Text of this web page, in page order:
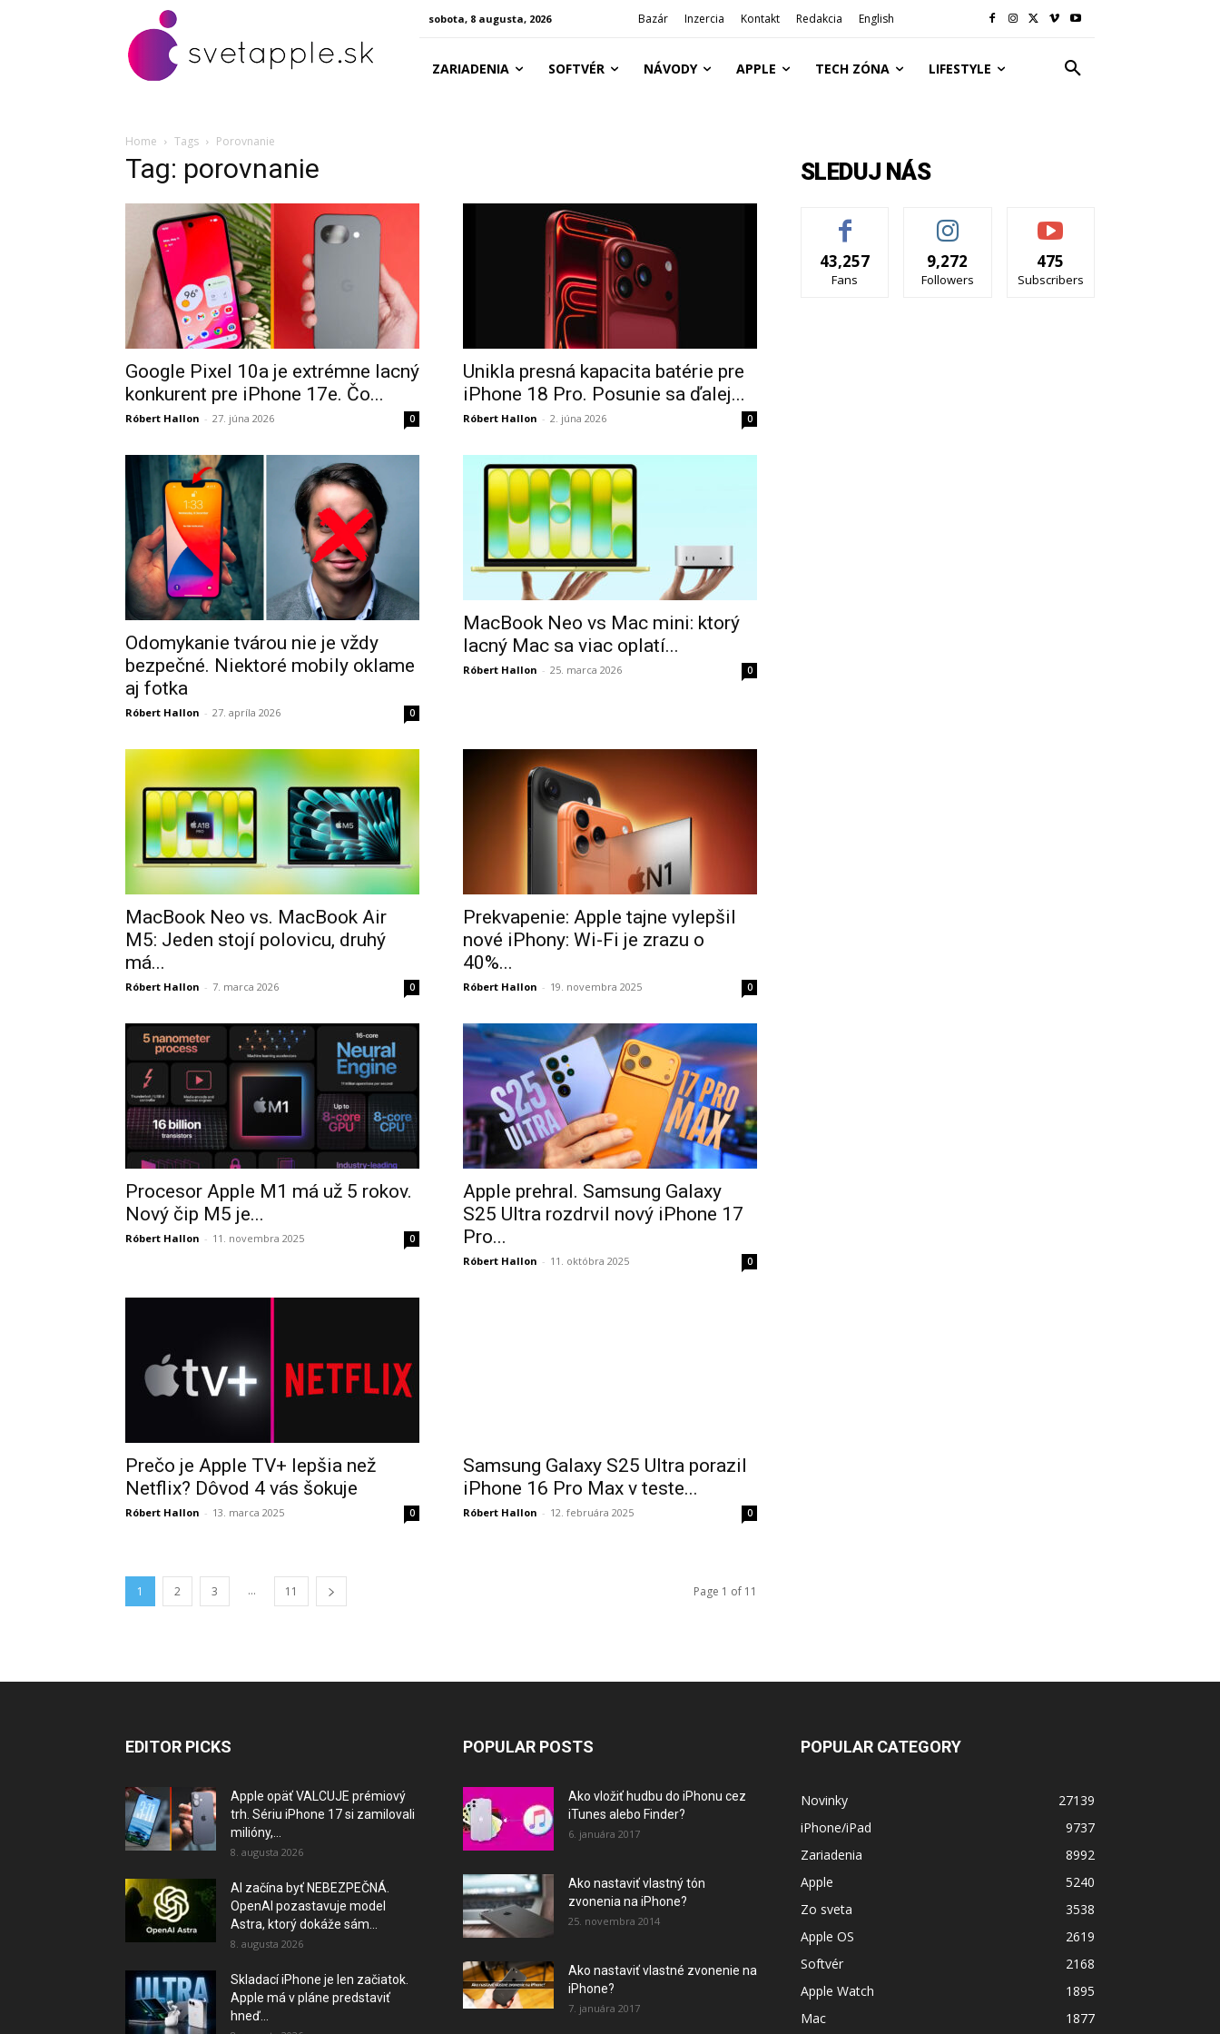
sobota, 8 augusta, 2026 Bazár Inzercia Kontakt Redakcia English
ZARIADENIA SOFTVÉR NÁVODY APPLE TECH ZÓNA LIFESTYLE
Home Tags Porovnanie
Tag: porovnanie
Google Pixel 10a je extrémne lacný
konkurent pre iPhone 17e. Čo...
Róbert Hallon - 27. júna 2026 0
Unikla presná kapacita batérie pre
iPhone 18 Pro. Posunie sa ďalej...
Róbert Hallon - 2. júna 2026 0
Odomykanie tvárou nie je vždy
bezpečné. Niektoré mobily oklame
aj fotka
Róbert Hallon - 27. apríla 2026 0
MacBook Neo vs Mac mini: ktorý
lacný Mac sa viac oplatí...
Róbert Hallon - 25. marca 2026 0
MacBook Neo vs. MacBook Air
M5: Jeden stojí polovicu, druhý
má...
Róbert Hallon - 7. marca 2026 0
Prekvapenie: Apple tajne vylepšil
nové iPhony: Wi-Fi je zrazu o
40%...
Róbert Hallon - 19. novembra 2025 0
Procesor Apple M1 má už 5 rokov.
Nový čip M5 je...
Róbert Hallon - 11. novembra 2025 0
Apple prehral. Samsung Galaxy
S25 Ultra rozdrvil nový iPhone 17
Pro...
Róbert Hallon - 11. októbra 2025 0
Prečo je Apple TV+ lepšia než
Netflix? Dôvod 4 vás šokuje
Róbert Hallon - 13. marca 2025 0
Samsung Galaxy S25 Ultra porazil
iPhone 16 Pro Max v teste...
Róbert Hallon - 12. februára 2025 0
1 2 3 ... 11 Page 1 of 11
SLEDUJ NÁS
43,257
Fans
9,272
Followers
475
Subscribers
EDITOR PICKS
Apple opäť VALCUJE prémiový
trh. Sériu iPhone 17 si zamilovali
milióny,...
8. augusta 2026
AI začína byť NEBEZPEČNÁ.
OpenAI pozastavuje model
Astra, ktorý dokáže sám...
8. augusta 2026
Skladací iPhone je len začiatok.
Apple má v pláne predstaviť
hneď...
POPULAR POSTS
Ako vložiť hudbu do iPhonu cez
iTunes alebo Finder?
6. januára 2017
Ako nastaviť vlastný tón
zvonenia na iPhone?
25. novembra 2014
Ako nastaviť vlastné zvonenie na
iPhone?
7. januára 2017
POPULAR CATEGORY
Novinky
27139
iPhone/iPad
9737
Zariadenia
8992
Apple
5240
Zo sveta
3538
Apple OS
2619
Softvér
2168
Apple Watch
1895
Mac
1877